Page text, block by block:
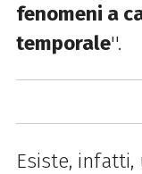
fenomeni a
temporale''.
Esiste,